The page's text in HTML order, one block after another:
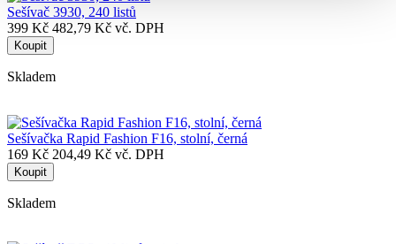
Sešívač 3930, 240 listů
399 Kč 482,79 Kč vč. DPH
Koupit
Skladem
Sešívačka Rapid Fashion F16, stolní, černá
169 Kč 204,49 Kč vč. DPH
Koupit
Skladem